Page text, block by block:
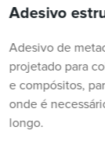
Adesivo
Adesivo de
projetado para
e compósitos,
onde é
longo.